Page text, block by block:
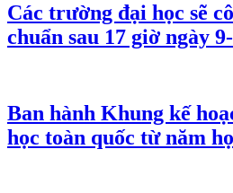
Các trường đại học sẽ
chuẩn sau 17 giờ ngày
Ban hành Khung kế
học toàn quốc từ năm